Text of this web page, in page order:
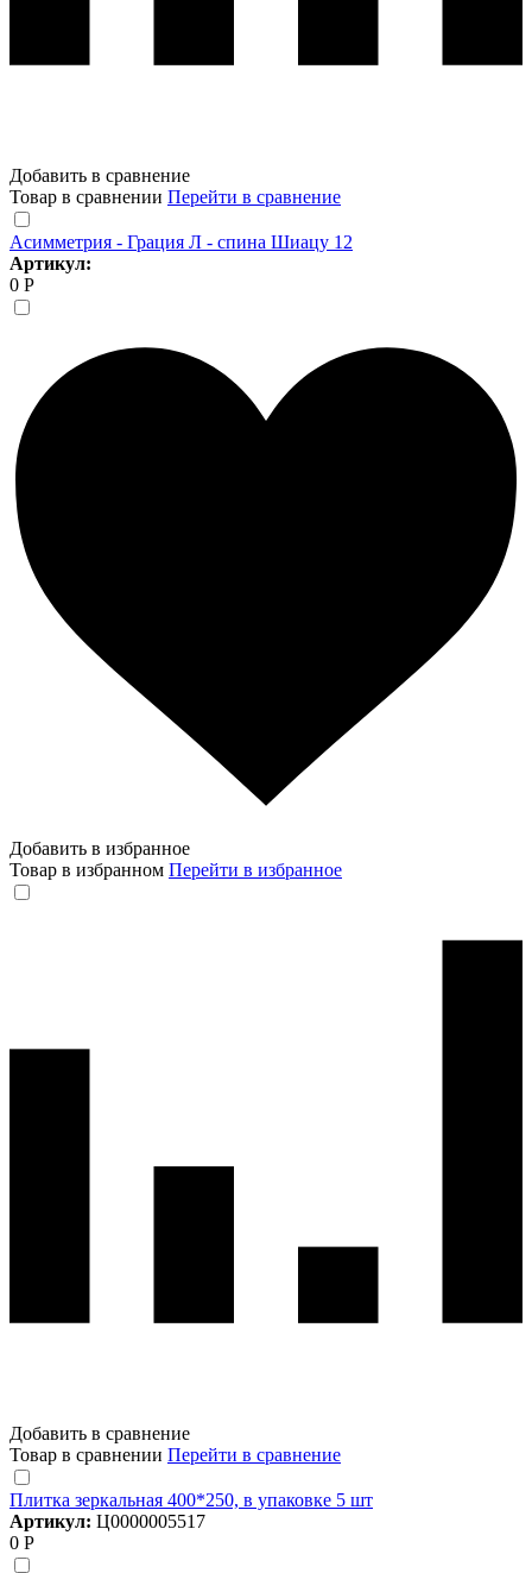
Добавить в сравнение
Товар в сравнении Перейти в сравнение
Асимметрия - Грация Л - спина Шиацу 12
Артикул:
0 Р
Добавить в избранное
Товар в избранном Перейти в избранное
Добавить в сравнение
Товар в сравнении Перейти в сравнение
Плитка зеркальная 400*250, в упаковке 5 шт
Артикул: Ц0000005517
0 Р